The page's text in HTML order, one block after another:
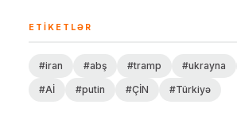
ETIKETLƏR
#iran #abş #tramp #ukrayna
#Aİ
#putin #ÇİN #Türkiyə